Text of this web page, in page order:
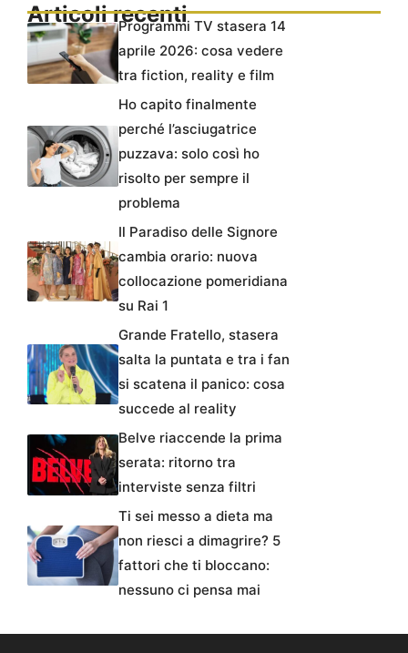
Articoli recentiProgrammi TV stasera 14
aprile 2026: cosa vedere
tra fiction, reality e film
Ho capito finalmente
perché l’asciugatrice
puzzava: solo così ho
risolto per sempre il
problema
Il Paradiso delle Signore
cambia orario: nuova
collocazione pomeridiana
su Rai 1
Grande Fratello, stasera
salta la puntata e tra i fan
si scatena il panico: cosa
succede al reality
Belve riaccende la prima
serata: ritorno tra
interviste senza filtri
Ti sei messo a dieta ma
non riesci a dimagrire? 5
fattori che ti bloccano:
nessuno ci pensa mai